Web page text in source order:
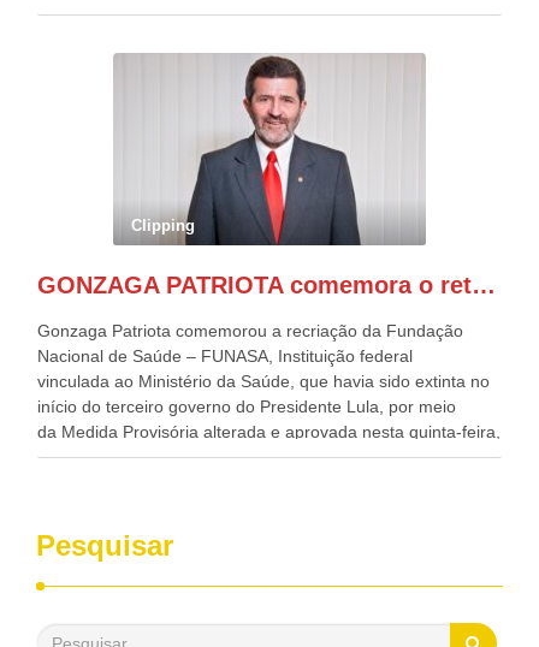
desafios para a elaboração de políticas públicas, que
evento contou com a presença do Vice-presidente Geraldo
Alckmin, que também ocupa o Ministério do
Desenvolvimento, Indústria, Comércio e Serviços, o ex
governador de Pernambuco, agora Presidente do Banco do
Nordeste, Paulo Câmara, o ex Deputado Federal, e
atualmente Superintendente da SUDENE, Danilo Cabral, da
Governadora de Pernambuco, Raquel Lyra, os ministros da
Casa Civil, Rui Costa, e da Integração e do Desenvolvimento
de todo Nordeste que também ajudam a fomentar o
Clipping
GONZAGA PATRIOTA comemora o retorno da FUNASA
Gonzaga Patriota comemorou a recriação da Fundação
Nacional de Saúde – FUNASA, Instituição federal
vinculada ao Ministério da Saúde, que havia sido extinta no
início do terceiro governo do Presidente Lula, por meio
da Medida Provisória alterada e aprovada nesta quinta-feira,
pelo Congresso Nacional. Gonzaga Patriota disse hoje em
desenvolvimento dos seus municípios e, somente o ano
passado, essa Fundação distribuiu mais de três bilhões de
reais, com suas maravilhosas ações, dentre alas, mais de
saneamento básico, em pequenas comunidades rurais.
Pesquisar